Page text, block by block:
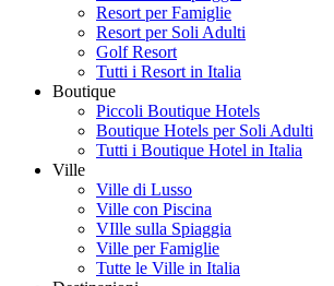
Resort per Famiglie
Resort per Soli Adulti
Golf Resort
Tutti i Resort in Italia
Boutique
Piccoli Boutique Hotels
Boutique Hotels per Soli Adulti
Tutti i Boutique Hotel in Italia
Ville
Ville di Lusso
Ville con Piscina
VIlle sulla Spiaggia
Ville per Famiglie
Tutte le Ville in Italia